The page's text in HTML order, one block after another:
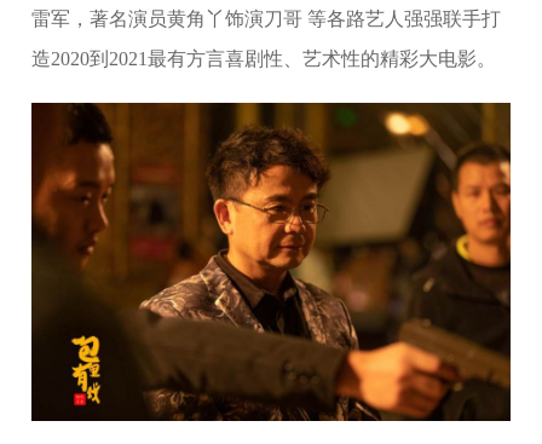
雷军，著名演员黄角丫饰演刀哥 等各路艺人强强联手打
造2020到2021最有方言喜剧性、艺术性的精彩大电影。